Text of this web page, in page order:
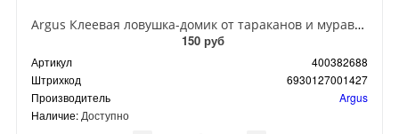
Argus Клеевая ловушка-домик от тараканов и муравьев
150 руб
Артикул
400382688
Штрихкод
6930127001427
Производитель
Argus
Наличие: Доступно